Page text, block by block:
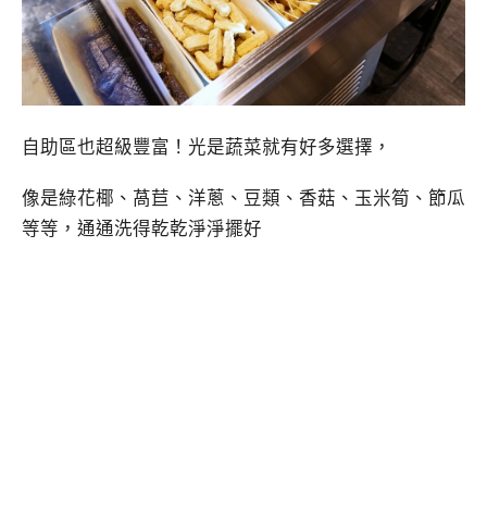
自助區也超級豐富！光是蔬菜就有好多選擇，
像是綠花椰、萵苣、洋蔥、豆類、香菇、玉米筍、節瓜
等等，通通洗得乾乾淨淨擺好